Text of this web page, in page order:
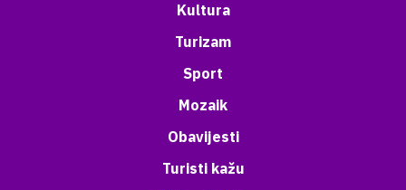
Kultura
Turizam
Sport
Mozaik
Obavijesti
Turisti kažu